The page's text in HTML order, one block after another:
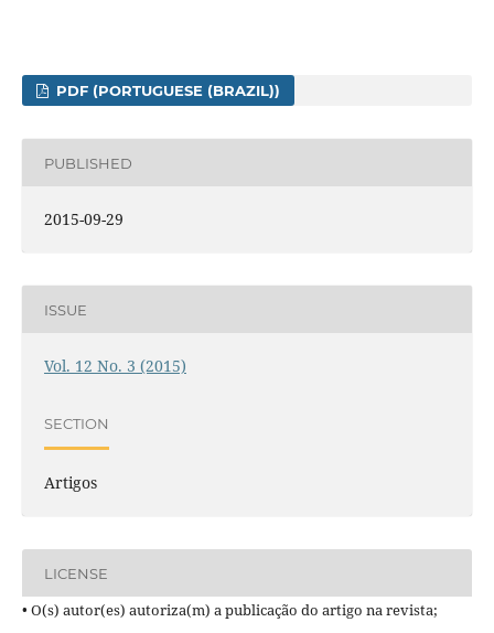
PDF (PORTUGUESE (BRAZIL))
PUBLISHED
2015-09-29
ISSUE
Vol. 12 No. 3 (2015)
SECTION
Artigos
LICENSE
• O(s) autor(es) autoriza(m) a publicação do artigo na revista;